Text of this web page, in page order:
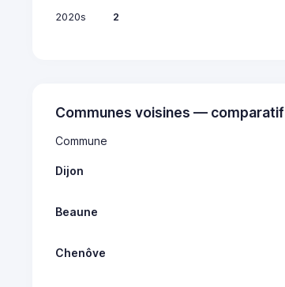
2020s
2
Communes voisines — comparatif
Commune
Dijon
Beaune
Chenôve